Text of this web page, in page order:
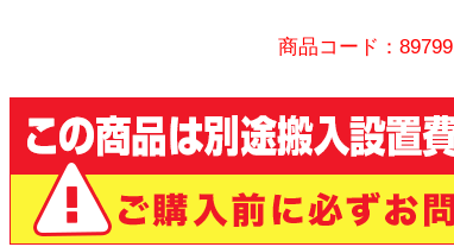
商品コード：89799